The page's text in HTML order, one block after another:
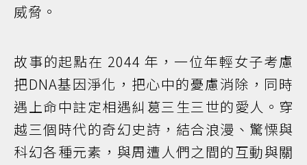
威脅。
故事的起點在 2044 年，一位年輕女子考慮
把DNA基因淨化，把心中的憂慮消除，同時
遇上命中註定相遇糾葛三生三世的愛人。穿
越三個時代的奇幻史詩，結合浪漫、驚慄與
科幻各種元素，與周遭人們之間的互動與關